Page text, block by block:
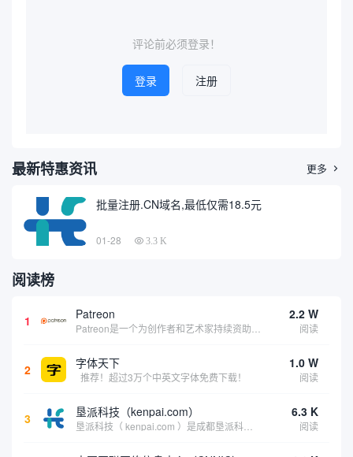
的角...
评论前必须登录！
登录 注册
最新特惠资讯 更多 
批量注册.CN域名,最低仅需18.5元
01-28 3.3 K
阅读榜
1 Patreon 2.2 W
阅读
2 字体天下
推荐！超过3万个中英文字体免费下载！
1.0 W
阅读
3 垦派科技（kenpai.com） 6.3 K
阅读